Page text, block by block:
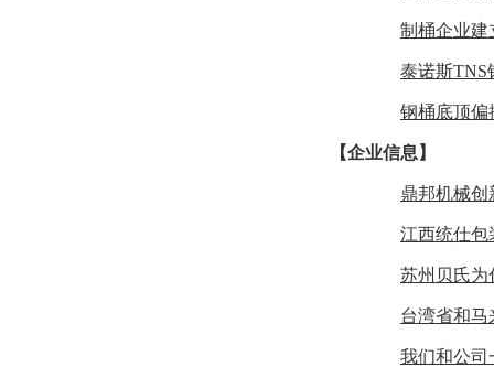
制桶企业建
泰诺斯TNS
钢桶底顶偏
【企业信息】
鼎邦机械
江西统仕包
苏州贝氏为
台湾省和
我们和公司